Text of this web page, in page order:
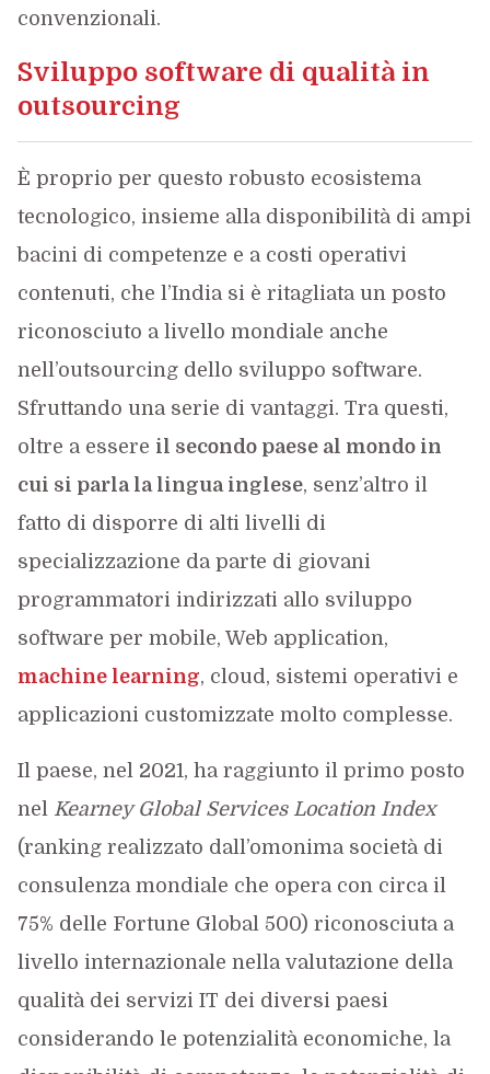
convenzionali.
Sviluppo software di qualità in
outsourcing
È proprio per questo robusto ecosistema
tecnologico, insieme alla disponibilità di ampi
bacini di competenze e a costi operativi
contenuti, che l’India si è ritagliata un posto
riconosciuto a livello mondiale anche
nell’outsourcing dello sviluppo software.
Sfruttando una serie di vantaggi. Tra questi,
oltre a essere il secondo paese al mondo in
cui si parla la lingua inglese, senz’altro il
fatto di disporre di alti livelli di
specializzazione da parte di giovani
programmatori indirizzati allo sviluppo
software per mobile, Web application,
machine learning, cloud, sistemi operativi e
applicazioni customizzate molto complesse.
Il paese, nel 2021, ha raggiunto il primo posto
nel Kearney Global Services Location Index
(ranking realizzato dall’omonima società di
consulenza mondiale che opera con circa il
75% delle Fortune Global 500) riconosciuta a
livello internazionale nella valutazione della
qualità dei servizi IT dei diversi paesi
considerando le potenzialità economiche, la